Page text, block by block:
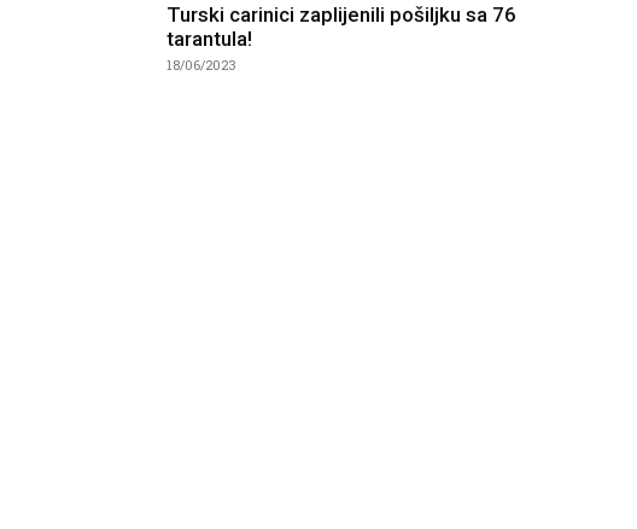
Turski carinici zaplijenili pošiljku sa 76
tarantula!
18/06/2023